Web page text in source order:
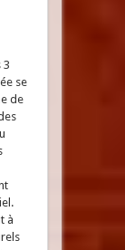
3
se
de
à